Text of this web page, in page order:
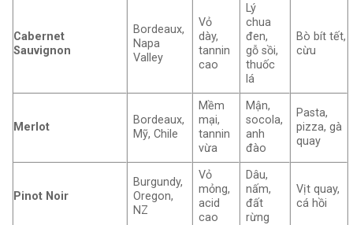
Cabernet
Sauvignon
Bordeaux,
Napa
Valley
Vỏ
dày,
tannin
cao
Lý
chua
đen,
gỗ sồi,
thuốc
lá
Bò bít tết,
cừu
Merlot
Bordeaux,
Mỹ, Chile
Mềm
mại,
tannin
vừa
Mận,
socola,
anh
đào
Pasta,
pizza, gà
quay
Pinot Noir
Burgundy,
Oregon,
NZ
Vỏ
mỏng,
acid
cao
Dâu,
nấm,
đất
rừng
Vịt quay,
cá hồi